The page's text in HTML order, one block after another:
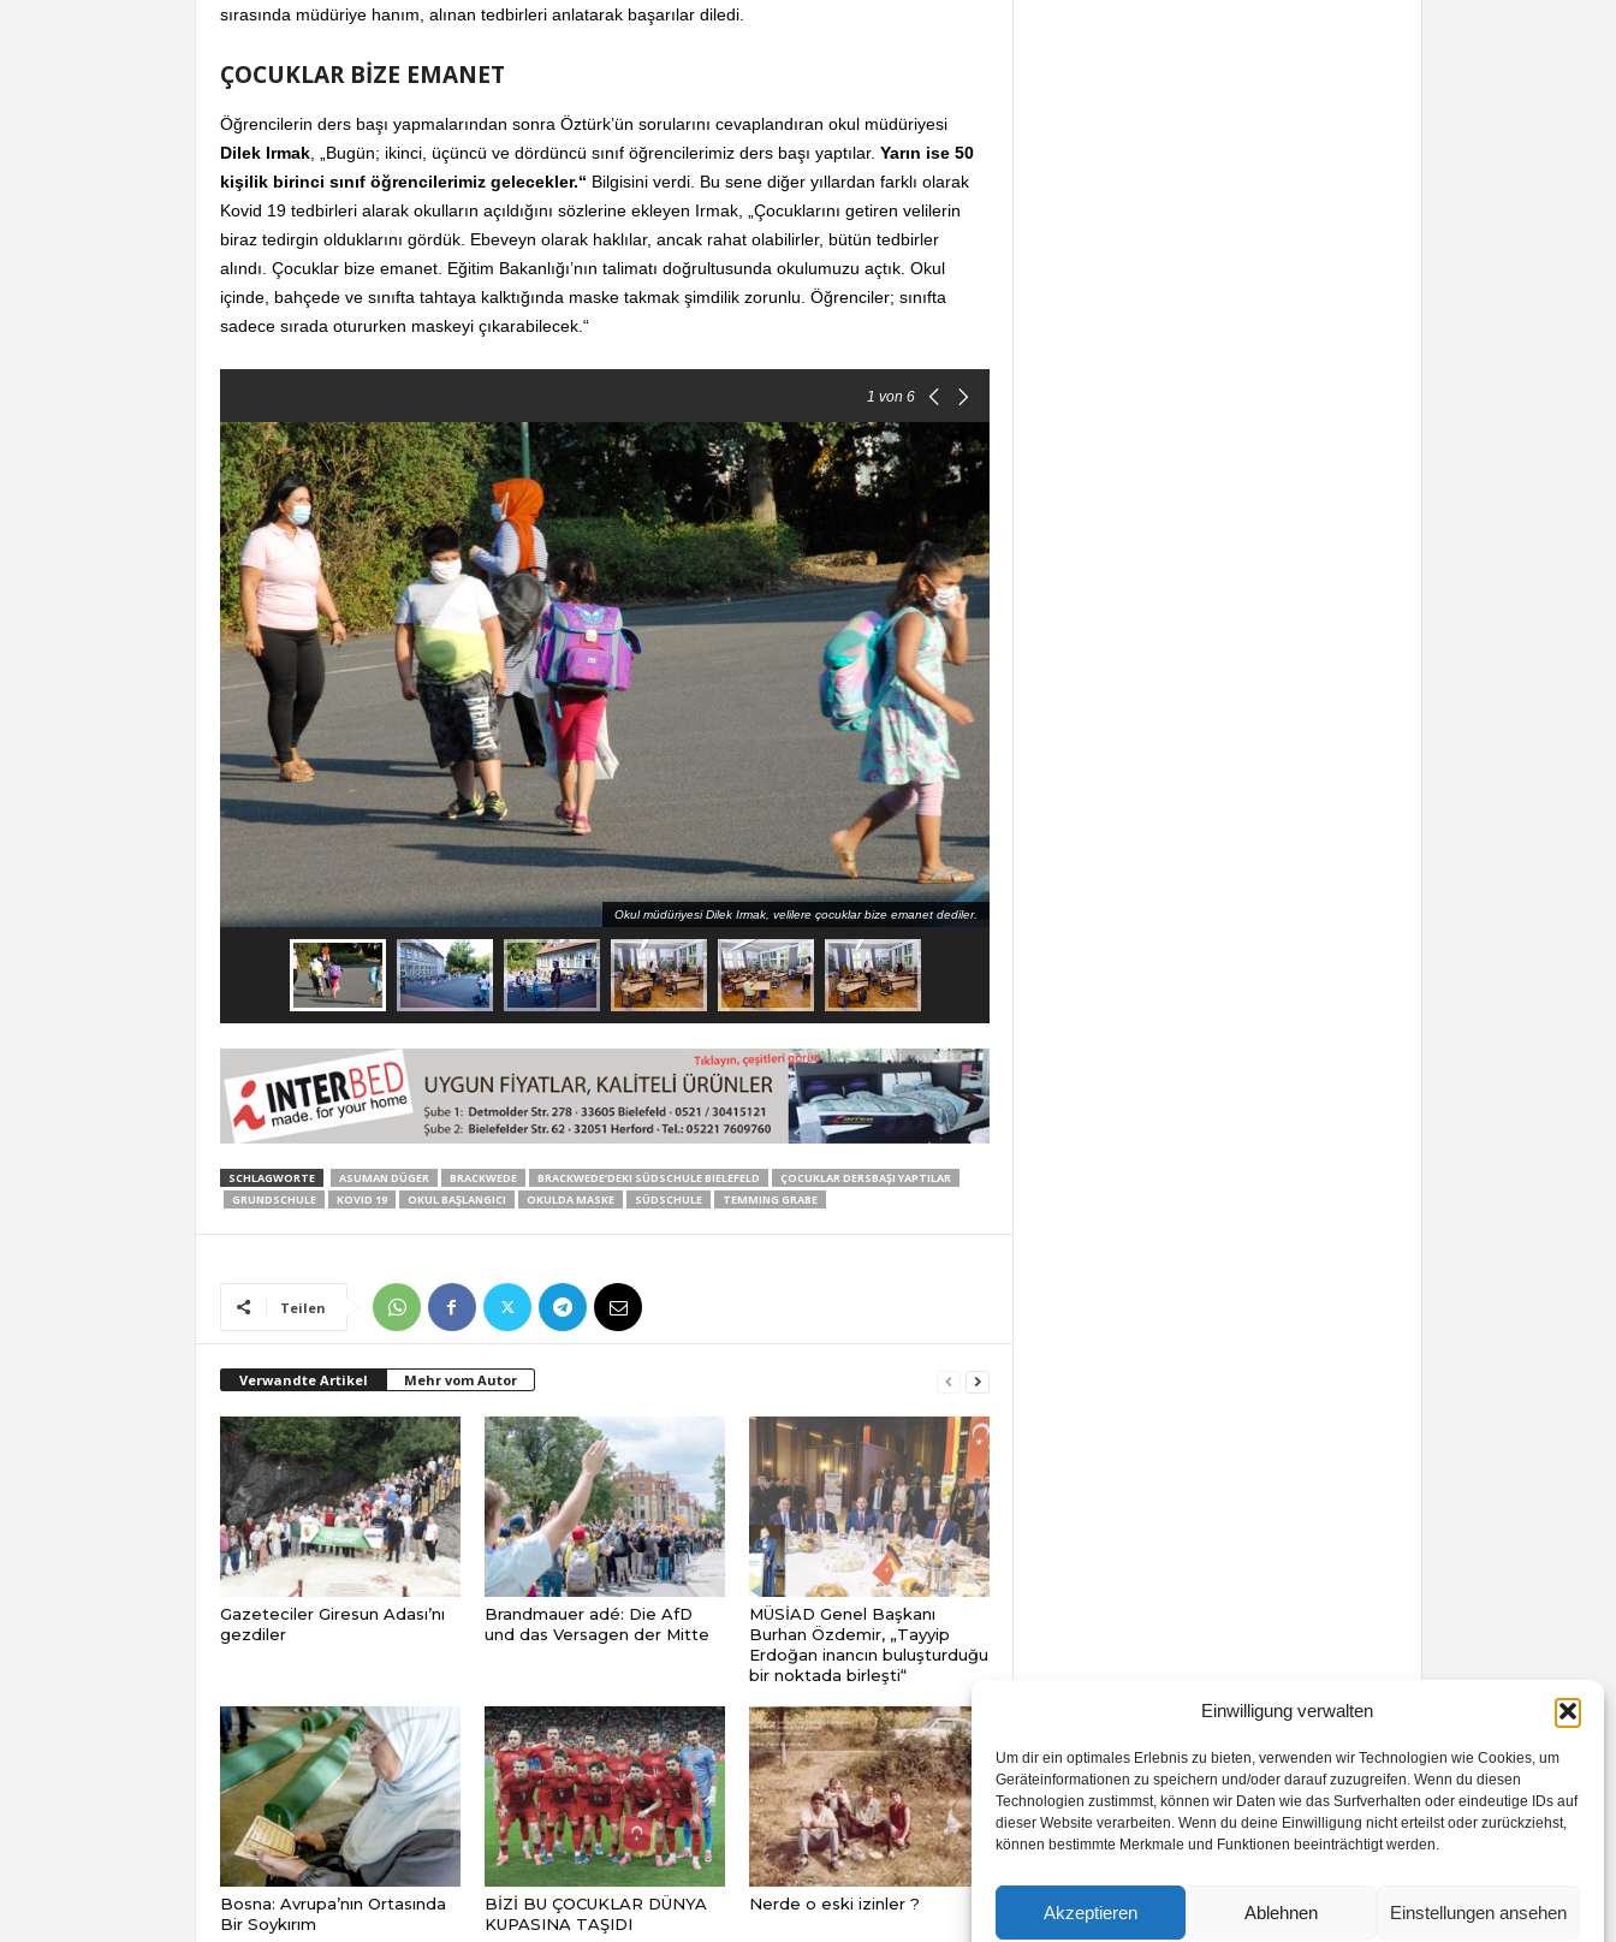
Einwilligung verwalten
Um dir ein optimales Erlebnis zu bieten, verwenden wir Technologien wie Cookies, um
Geräteinformationen zu speichern und/oder darauf zuzugreifen. Wenn du diesen
Technologien zustimmst, können wir Daten wie das Surfverhalten oder eindeutige IDs auf
dieser Website verarbeiten. Wenn du deine Einwilligung nicht erteilst oder zurückziehst,
können bestimmte Merkmale und Funktionen beeinträchtigt werden.
Akzeptieren Ablehnen Einstellungen ansehen
sırasında müdüriye hanım, alınan tedbirleri anlatarak başarılar diledi.
ÇOCUKLAR BİZE EMANET
Öğrencilerin ders başı yapmalarından sonra Öztürk’ün sorularını cevaplandıran okul müdüriyesi
Dilek Irmak, „Bugün; ikinci, üçüncü ve dördüncü sınıf öğrencilerimiz ders başı yaptılar. Yarın ise 50
kişilik birinci sınıf öğrencilerimiz gelecekler.“ Bilgisini verdi. Bu sene diğer yıllardan farklı olarak
Kovid 19 tedbirleri alarak okulların açıldığını sözlerine ekleyen Irmak, „Çocuklarını getiren velilerin
biraz tedirgin olduklarını gördük. Ebeveyn olarak haklılar, ancak rahat olabilirler, bütün tedbirler
alındı. Çocuklar bize emanet. Eğitim Bakanlığı’nın talimatı doğrultusunda okulumuzu açtık. Okul
içinde, bahçede ve sınıfta tahtaya kalktığında maske takmak şimdilik zorunlu. Öğrenciler; sınıfta
sadece sırada otururken maskeyi çıkarabilecek.“
1 von 6
Okul müdüriyesi Dilek Irmak, velilere çocuklar bize emanet dediler.
SCHLAGWORTE ASUMAN DÜGER BRACKWEDE BRACKWEDE‘DEKI SÜDSCHULE BIELEFELD
ÇOCUKLAR DERSBAŞI YAPTILAR
GRUNDSCHULE
KOVID 19 OKUL BAŞLANGICI OKULDA MASKE SÜDSCHULE TEMMING GRABE
Teilen
Verwandte Artikel Mehr vom Autor
Gazeteciler Giresun Adası’nı
gezdiler
Brandmauer adé: Die AfD
und das Versagen der Mitte
MÜSİAD Genel Başkanı
Burhan Özdemir, „Tayyip
Erdoğan inancın buluşturduğu
bir noktada birleşti“
Bosna: Avrupa’nın Ortasında
Bir Soykırım
BİZİ BU ÇOCUKLAR DÜNYA
KUPASINA TAŞIDI
Nerde o eski izinler ?